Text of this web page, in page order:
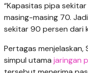
“Kapasitas pipa
masing-masing 70.
sekitar 90 persen dari
Pertagas menjelaskan,
simpul utama jaringan